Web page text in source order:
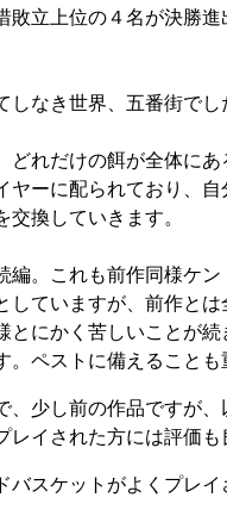
立上位の４名が決勝進
なき世界、五番街でし
れだけの餌が全体に
ヤーに配られており、自
換していきます。
編。これも前作同様ケ
していますが、前作と
にかく苦しいことが続
ペストに備えることも
、少し前の作品ですが
イされた方には評価も
スケットがよくプレイ